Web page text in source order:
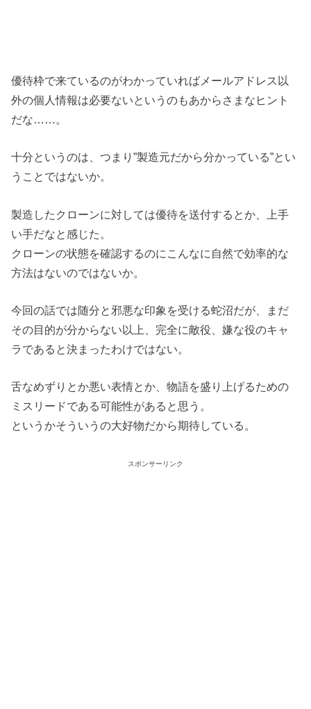
優待枠で来ているのがわかっていればメールアドレス以
外の個人情報は必要ないというのもあからさまなヒント
だな……。
十分というのは、つまり”製造元だから分かっている”とい
うことではないか。
製造したクローンに対しては優待を送付するとか、上手
い手だなと感じた。
クローンの状態を確認するのにこんなに自然で効率的な
方法はないのではないか。
今回の話では随分と邪悪な印象を受ける蛇沼だが、まだ
その目的が分からない以上、完全に敵役、嫌な役のキャ
ラであると決まったわけではない。
舌なめずりとか悪い表情とか、物語を盛り上げるための
ミスリードである可能性があると思う。
というかそういうの大好物だから期待している。
スポンサーリンク